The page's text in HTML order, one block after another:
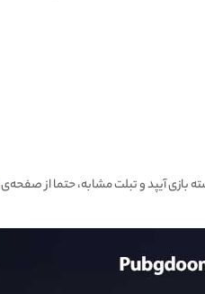
بازی آیپد و تبلت مشابه، حتما از صفحه‌ی